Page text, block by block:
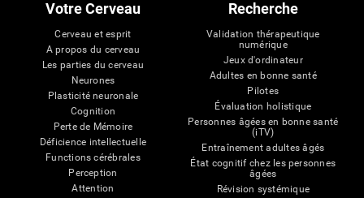
Votre Cerveau
Cerveau et esprit
A propos du cerveau
Les parties du cerveau
Neurones
Plasticité neuronale
Cognition
Perte de Mémoire
Déficience intellectuelle
Functions cérébrales
Perception
Attention
Recherche
Validation thérapeutique
numérique
Jeux d'ordinateur
Adultes en bonne santé
Pilotes
Évaluation holistique
Personnes âgées en bonne santé
(iTV)
Entraînement adultes âgés
État cognitif chez les personnes
âgées
Révision systémique